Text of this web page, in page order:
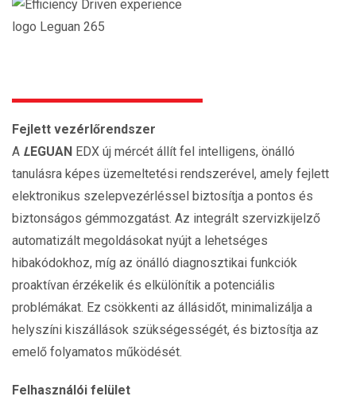
Fejlett vezérlőrendszer
A LEGUAN EDX új mércét állít fel intelligens, önálló
tanulásra képes üzemeltetési rendszerével, amely fejlett
elektronikus szelepvezérléssel biztosítja a pontos és
biztonságos gémmozgatást. Az integrált szervizkijelző
automatizált megoldásokat nyújt a lehetséges
hibakódokhoz, míg az önálló diagnosztikai funkciók
proaktívan érzékelik és elkülönítik a potenciális
problémákat. Ez csökkenti az állásidőt, minimalizálja a
helyszíni kiszállások szükségességét, és biztosítja az
emelő folyamatos működését.
Felhasználói felület